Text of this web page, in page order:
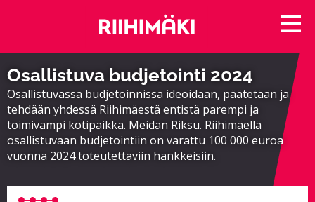
Osallistuva budjetointi 2024
Osallistuvassa budjetoinnissa ideoidaan, päätetään ja
tehdään yhdessä Riihimäestä entistä parempi ja
toimivampi kotipaikka. Meidän Riksu. Riihimäellä
osallistuvaan budjetointiin on varattu 100 000 euroa
vuonna 2024 toteutettaviin hankkeisiin.